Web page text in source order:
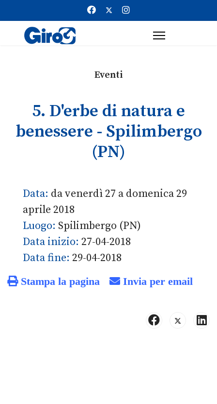
Eventi
5. D'erbe di natura e
benessere - Spilimbergo
(PN)
Data: da venerdì 27 a domenica 29
aprile 2018
Luogo: Spilimbergo (PN)
Data inizio: 27-04-2018
Data fine: 29-04-2018
Stampa la pagina Invia per email